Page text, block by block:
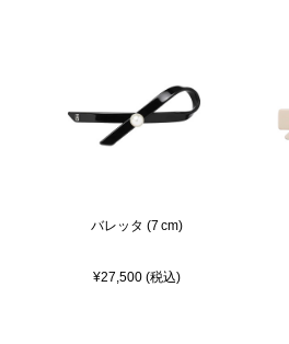
バレッタ (7 cm)
¥27,500 (税込)